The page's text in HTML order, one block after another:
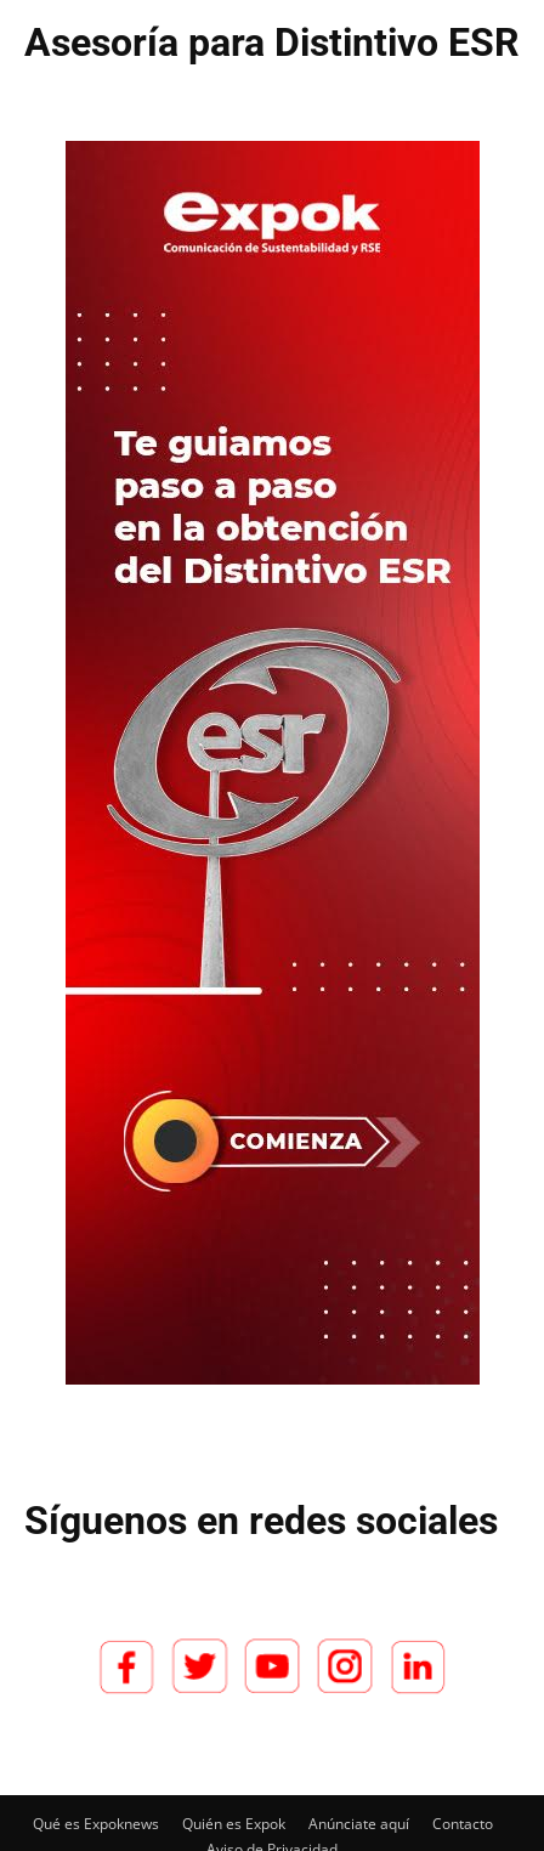
Asesoría para Distintivo ESR
Síguenos en redes sociales
Qué es Expoknews Quién es Expok Anúnciate aquí
Contacto